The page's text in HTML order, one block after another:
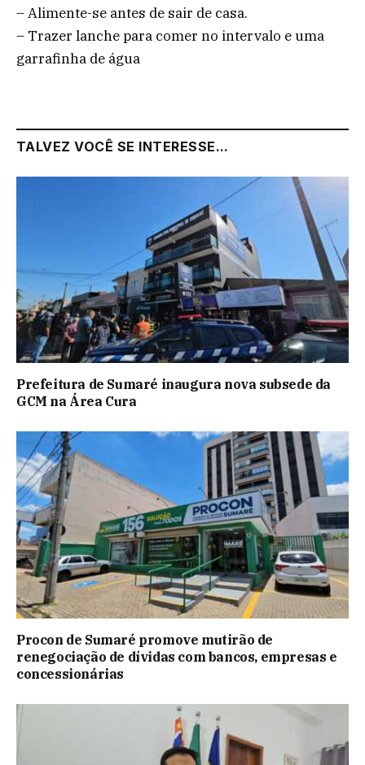
– Alimente-se antes de sair de casa.
– Trazer lanche para comer no intervalo e uma
garrafinha de água
TALVEZ VOCÊ SE INTERESSE...
Prefeitura de Sumaré inaugura nova subsede da
GCM na Área Cura
Procon de Sumaré promove mutirão de
renegociação de dívidas com bancos, empresas e
concessionárias